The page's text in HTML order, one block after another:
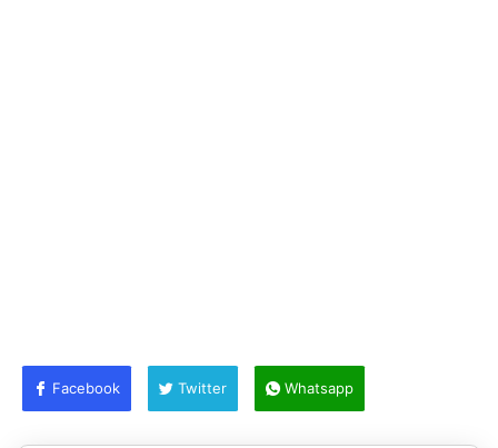
Facebook Twitter Whatsapp